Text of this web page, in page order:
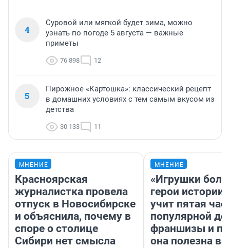
4
Суровой или мягкой будет зима, можно
узнать по погоде 5 августа — важные
приметы
76 898 12
5
Пирожное «Картошка»: классический рецепт
в домашних условиях с тем самым вкусом из
детства
30 133 11
МНЕНИЕ
Красноярская
журналистка провела
отпуск в Новосибирске
и объяснила, почему в
споре о столице
Сибири нет смысла
МНЕНИЕ
«Игрушки
герои
учит пятая
популярной
франшизы и
она полезна